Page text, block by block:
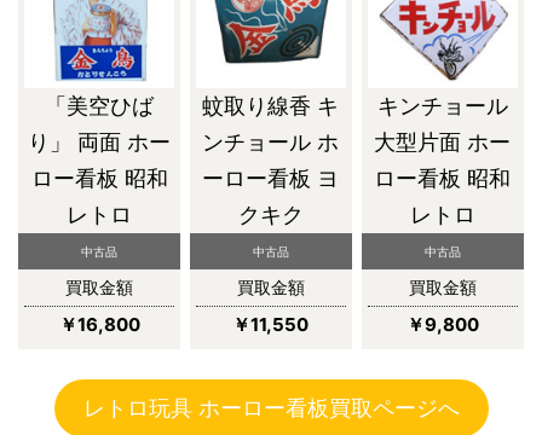
「美空ひば
り」 両面 ホー
ロー看板 昭和
レトロ
中古品
買取金額
￥16,800
蚊取り線香 キ
ンチョール ホ
ーロー看板 ヨ
クキク
中古品
買取金額
￥11,550
キンチョール
大型片面 ホー
ロー看板 昭和
レトロ
中古品
買取金額
￥9,800
レトロ玩具 ホーロー看板買取ページへ